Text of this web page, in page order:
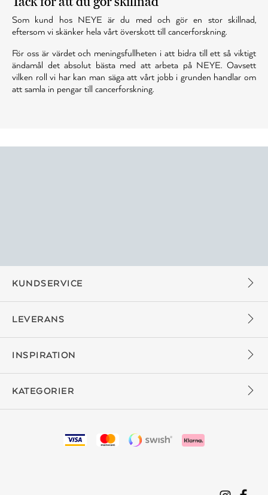
Som kund hos NEYE är du med och gör en stor skillnad,
eftersom vi skänker hela vårt överskott till cancerforskning.
För oss är värdet och meningsfullheten i att bidra till ett så viktigt
ändamål det absolut bästa med att arbeta på NEYE. Oavsett
vilken roll vi har kan man säga att vårt jobb i grunden handlar om
att samla in pengar till cancerforskning.
KUNDSERVICE
LEVERANS
INSPIRATION
KATEGORIER